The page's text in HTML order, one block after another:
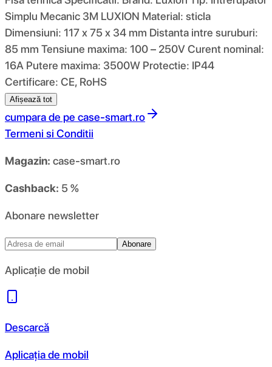
Simplu Mecanic 3M LUXION Material: sticla
Dimensiuni: 117 x 75 x 34 mm Distanta intre suruburi:
85 mm Tensiune maxima: 100 – 250V Curent nominal:
16A Putere maxima: 3500W Protectie: IP44
Certificare: CE, RoHS
Afișează tot
cumpara de pe case-smart.ro
Termeni si Conditii
Magazin: case-smart.ro
Cashback: 5 %
Abonare newsletter
Abonare
Aplicație de mobil
Descarcă
Aplicația de mobil